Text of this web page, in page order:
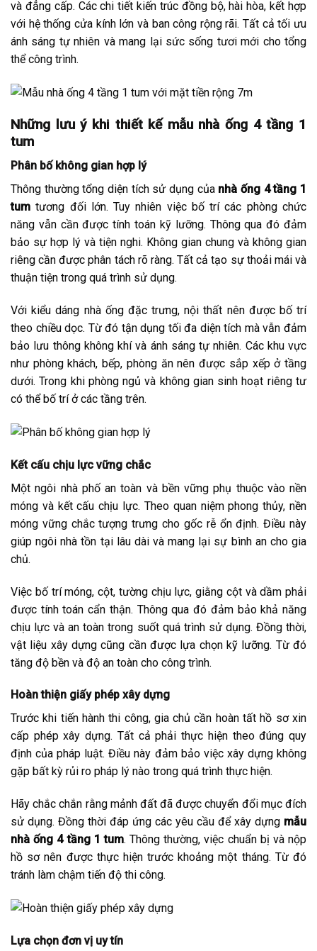
và đẳng cấp. Các chi tiết kiến trúc đồng bộ, hài hòa, kết hợp
với hệ thống cửa kính lớn và ban công rộng rãi. Tất cả tối ưu
ánh sáng tự nhiên và mang lại sức sống tươi mới cho tổng
thể công trình.
Những lưu ý khi thiết kế mẫu nhà ống 4 tầng 1
tum
Phân bố không gian hợp lý
Thông thường tổng diện tích sử dụng của nhà ống 4 tầng 1
tum tương đối lớn. Tuy nhiên việc bố trí các phòng chức
năng vẫn cần được tính toán kỹ lưỡng. Thông qua đó đảm
bảo sự hợp lý và tiện nghi. Không gian chung và không gian
riêng cần được phân tách rõ ràng. Tất cả tạo sự thoải mái và
thuận tiện trong quá trình sử dụng.
Với kiểu dáng nhà ống đặc trưng, nội thất nên được bố trí
theo chiều dọc. Từ đó tận dụng tối đa diện tích mà vẫn đảm
bảo lưu thông không khí và ánh sáng tự nhiên. Các khu vực
như phòng khách, bếp, phòng ăn nên được sắp xếp ở tầng
dưới. Trong khi phòng ngủ và không gian sinh hoạt riêng tư
có thể bố trí ở các tầng trên.
Kết cấu chịu lực vững chắc
Một ngôi nhà phố an toàn và bền vững phụ thuộc vào nền
móng và kết cấu chịu lực. Theo quan niệm phong thủy, nền
móng vững chắc tượng trưng cho gốc rễ ổn định. Điều này
giúp ngôi nhà tồn tại lâu dài và mang lại sự bình an cho gia
chủ.
Việc bố trí móng, cột, tường chịu lực, giằng cột và dầm phải
được tính toán cẩn thận. Thông qua đó đảm bảo khả năng
chịu lực và an toàn trong suốt quá trình sử dụng. Đồng thời,
vật liệu xây dựng cũng cần được lựa chọn kỹ lưỡng. Từ đó
tăng độ bền và độ an toàn cho công trình.
Hoàn thiện giấy phép xây dựng
Trước khi tiến hành thi công, gia chủ cần hoàn tất hồ sơ xin
cấp phép xây dựng. Tất cả phải thực hiện theo đúng quy
định của pháp luật. Điều này đảm bảo việc xây dựng không
gặp bất kỳ rủi ro pháp lý nào trong quá trình thực hiện.
Hãy chắc chắn rằng mảnh đất đã được chuyển đổi mục đích
sử dụng. Đồng thời đáp ứng các yêu cầu để xây dựng mẫu
nhà ống 4 tầng 1 tum. Thông thường, việc chuẩn bị và nộp
hồ sơ nên được thực hiện trước khoảng một tháng. Từ đó
tránh làm chậm tiến độ thi công.
Lựa chọn đơn vị uy tín